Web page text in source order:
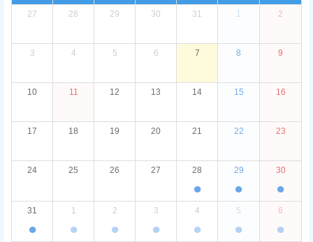
27
28 29 30 31 1 2
3 4 5 6 7 8 9
10 11 12 13 14 15 16
17 18 19 20 21 22 23
24 25 26 27 28
●
29
●
30
●
31
●
1
●
2
●
3
●
4
●
5
●
6
●